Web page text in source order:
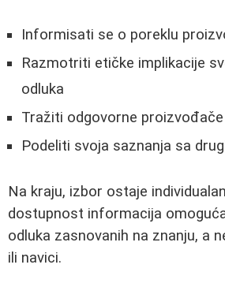
Informisati se o poreklu
Razmotriti etičke implikacije
odluka
Tražiti odgovorne
Podeliti svoja saznanja sa
Na kraju, izbor ostaje
dostupnost informacija
odluka zasnovanih na znanju, a
ili navici.